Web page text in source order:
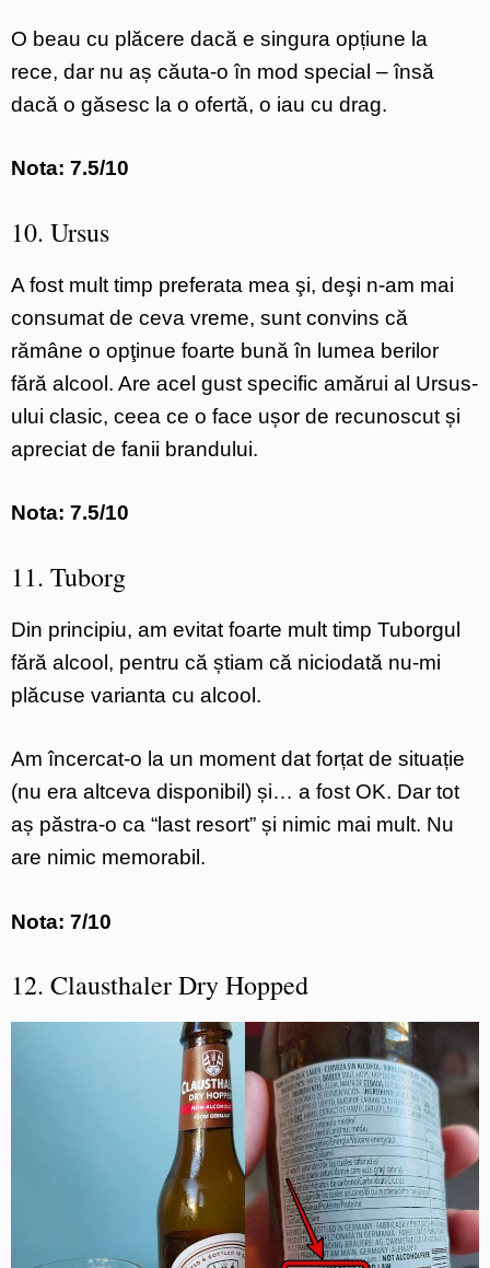
O beau cu plăcere dacă e singura opțiune la
rece, dar nu aș căuta-o în mod special – însă
dacă o găsesc la o ofertă, o iau cu drag.
Nota: 7.5/10
10. Ursus
A fost mult timp preferata mea şi, deşi n-am mai
consumat de ceva vreme, sunt convins că
rămâne o opţinue foarte bună în lumea berilor
fără alcool. Are acel gust specific amărui al Ursus-
ului clasic, ceea ce o face ușor de recunoscut și
apreciat de fanii brandului.
Nota: 7.5/10
11. Tuborg
Din principiu, am evitat foarte mult timp Tuborgul
fără alcool, pentru că știam că niciodată nu-mi
plăcuse varianta cu alcool.
Am încercat-o la un moment dat forțat de situație
(nu era altceva disponibil) și… a fost OK. Dar tot
aș păstra-o ca “last resort” și nimic mai mult. Nu
are nimic memorabil.
Nota: 7/10
12. Clausthaler Dry Hopped